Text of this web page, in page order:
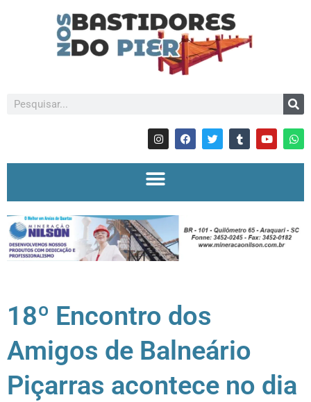
18º Encontro dos
Amigos de Balneário
Piçarras acontece no dia